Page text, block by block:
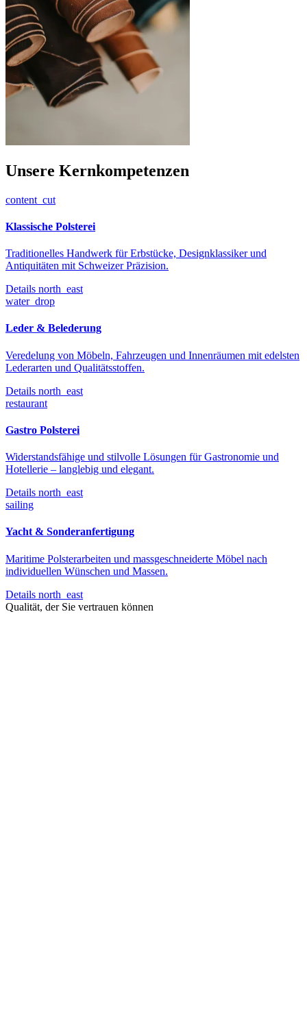
Unsere Kernkompetenzen
content_cut
Klassische Polsterei
Traditionelles Handwerk für Erbstücke, Designklassiker und
Antiquitäten mit Schweizer Präzision.
Details north_east
water_drop
Leder & Belederung
Veredelung von Möbeln, Fahrzeugen und Innenräumen mit edelsten
Lederarten und Qualitätsstoffen.
Details north_east
restaurant
Gastro Polsterei
Widerstandsfähige und stilvolle Lösungen für Gastronomie und
Hotellerie – langlebig und elegant.
Details north_east
sailing
Yacht & Sonderanfertigung
Maritime Polsterarbeiten und massgeschneiderte Möbel nach
individuellen Wünschen und Massen.
Details north_east
Qualität, der Sie vertrauen können